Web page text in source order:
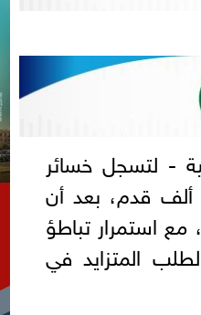
- لتسجل خسائر
ما دون 1310 دولار لكل ألف قدم، بعد أن
لها عند 1200 دولار في 19 مايو، مع استمرار تباطؤ
المتزايد في